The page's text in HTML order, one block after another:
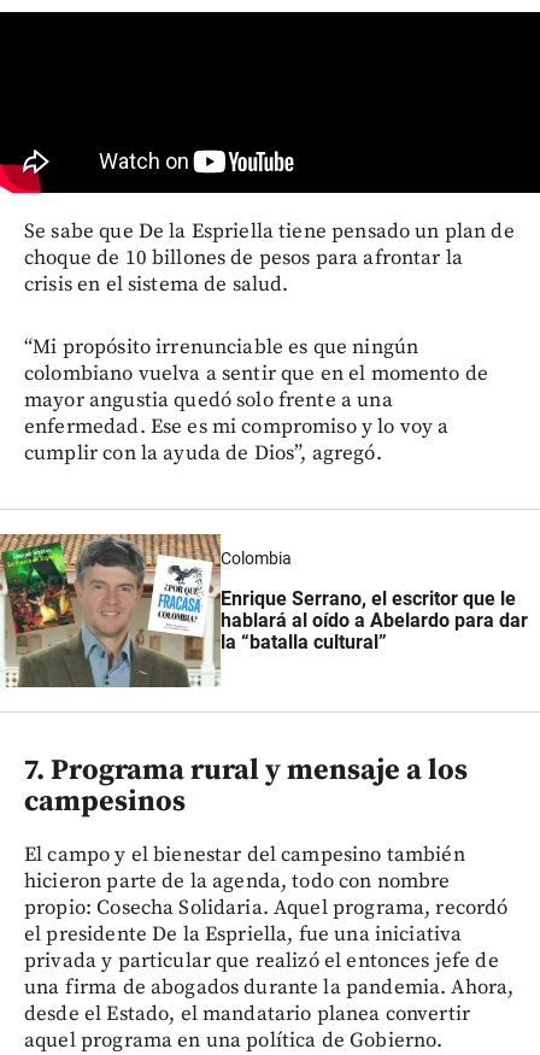
Se sabe que De la Espriella tiene pensado un plan de
choque de 10 billones de pesos para afrontar la
crisis en el sistema de salud.
“Mi propósito irrenunciable es que ningún
colombiano vuelva a sentir que en el momento de
mayor angustia quedó solo frente a una
enfermedad. Ese es mi compromiso y lo voy a
cumplir con la ayuda de Dios”, agregó.
Colombia
Enrique Serrano, el escritor que le
hablará al oído a Abelardo para dar
la “batalla cultural”
7. Programa rural y mensaje a los
campesinos
El campo y el bienestar del campesino también
hicieron parte de la agenda, todo con nombre
propio: Cosecha Solidaria. Aquel programa, recordó
el presidente De la Espriella, fue una iniciativa
privada y particular que realizó el entonces jefe de
una firma de abogados durante la pandemia. Ahora,
desde el Estado, el mandatario planea convertir
aquel programa en una política de Gobierno.